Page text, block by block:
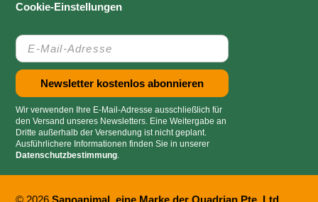
Cookie-Einstellungen
Wir verwenden Ihre E-Mail-Adresse ausschließlich für
den Versand unseres Newsletters. Eine Weitergabe an
Dritte außerhalb der Versendung ist nicht geplant.
Ausführlichere Informationen finden Sie in unserer
Datenschutzbestimmung.